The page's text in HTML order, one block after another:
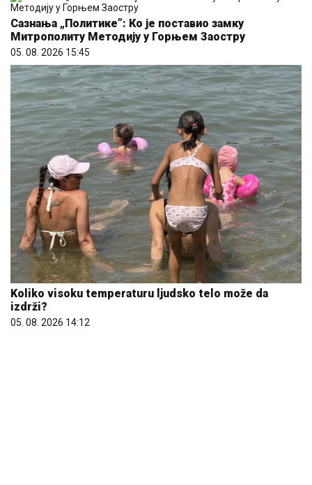
05. 08. 2026 15:45
Koliko visoku temperaturu ljudsko telo može da
izdrži?
05. 08. 2026 14:12